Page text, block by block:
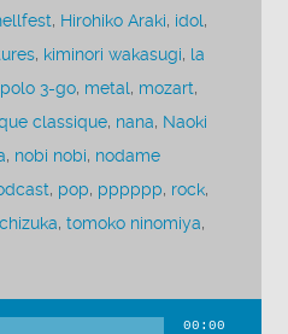
, Hirohiko Araki, idol,
, kiminori wakasugi, la
3-go, metal, mozart,
classique, nana, Naoki
, nobi nobi, nodame
, pop, pppppp, rock,
,tomoko ninomiya,
00:00